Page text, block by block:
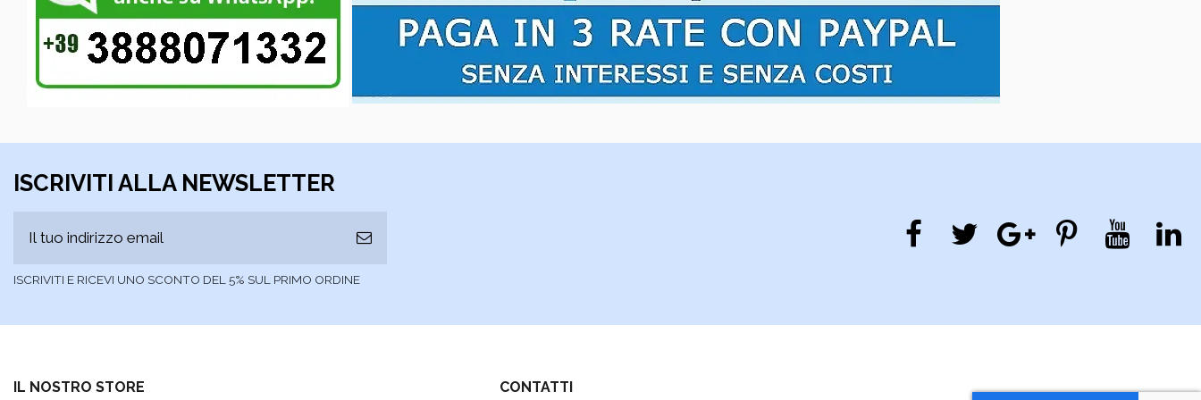
ISCRIVITI ALLA NEWSLETTER
ISCRIVITI E RICEVI UNO SCONTO DEL 5% SUL PRIMO ORDINE
IL NOSTRO STORE CONTATTI